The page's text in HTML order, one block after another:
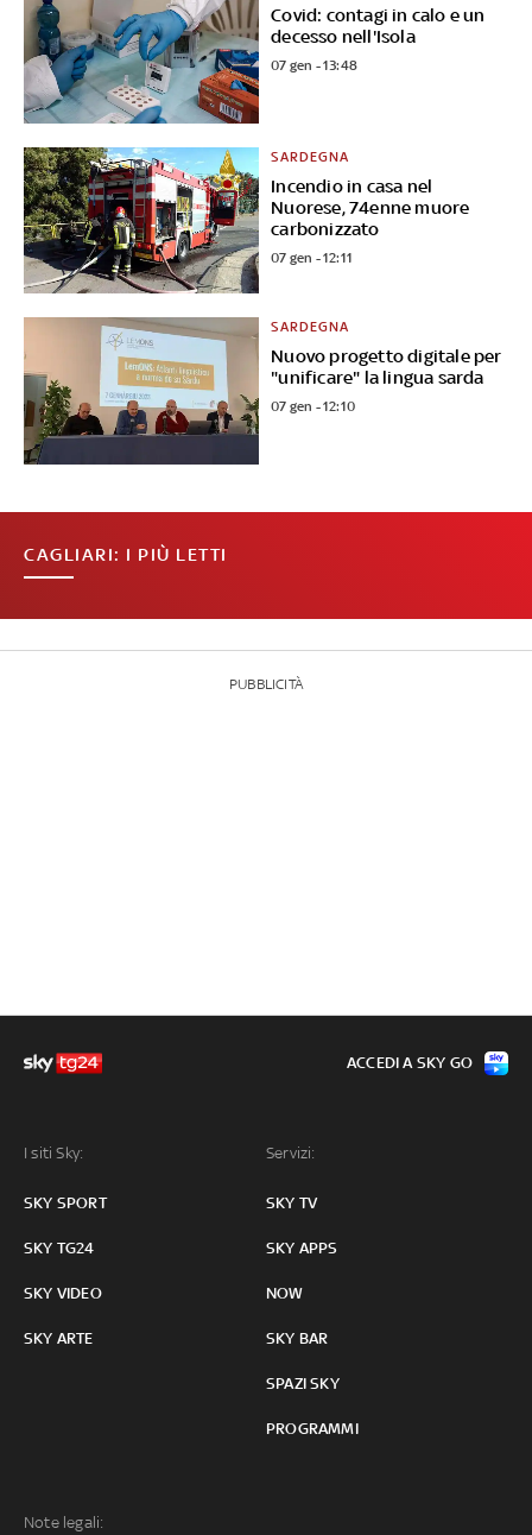
Covid: contagi in calo e un
decesso nell'Isola
07 gen - 13:48
Incendio in casa nel
Nuorese, 74enne muore
carbonizzato
SARDEGNA
07 gen - 12:11
Nuovo progetto digitale per
"unificare" la lingua sarda
SARDEGNA
07 gen - 12:10
CAGLIARI: I PIÙ LETTI
PUBBLICITÀ
I siti Sky:
SKY SPORT
SKY TG24
SKY VIDEO
SKY ARTE
Servizi:
SKY TV
SKY APPS
NOW
SKY BAR
SPAZI SKY
PROGRAMMI
Note legali:
ACCEDI A SKY GO